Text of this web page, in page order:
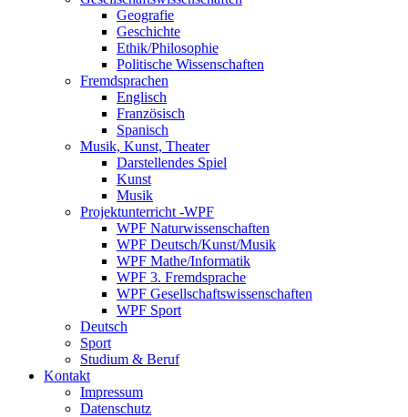
Geografie
Geschichte
Ethik/Philosophie
Politische Wissenschaften
Fremdsprachen
Englisch
Französisch
Spanisch
Musik, Kunst, Theater
Darstellendes Spiel
Kunst
Musik
Projektunterricht -WPF
WPF Naturwissenschaften
WPF Deutsch/Kunst/Musik
WPF Mathe/Informatik
WPF 3. Fremdsprache
WPF Gesellschaftswissenschaften
WPF Sport
Deutsch
Sport
Studium & Beruf
Kontakt
Impressum
Datenschutz